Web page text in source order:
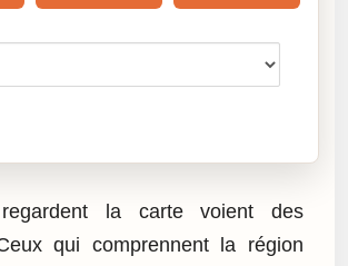
la carte voient des
qui comprennent la région